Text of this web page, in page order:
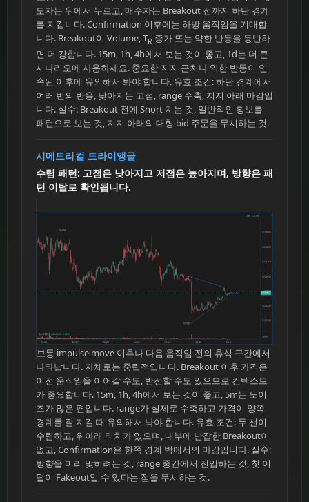
도자는 위에서 누르고, 매수자는 Breakout 전까지 하단 경계
를 지킵니다. Confirmation 이후에는 하방 움직임을 기대합
니다. Breakout이 Volume, TR 증가 또는 약한 반등을 동반하
면 더 강합니다. 15m, 1h, 4h에서 보는 것이 좋고, 1d는 더 큰
시나리오에 사용하세요. 중요한 지지 근처나 약한 반등이 연
속된 이후에 유의해서 봐야 합니다. 유효 조건: 하단 경계에서
여러 번의 반응, 낮아지는 고점, range 수축, 지지 아래 마감입
니다. 실수: Breakout 전에 Short 치는 것, 일반적인 횡보를
패턴으로 보는 것, 지지 아래의 대형 bid 주문을 무시하는 것.
시메트리컬 트라이앵글
수렴 패턴: 고점은 낮아지고 저점은 높아지며, 방향은 패
턴 이탈로 확인됩니다.
보통 impulse move 이후나 다음 움직임 전의 휴식 구간에서
나타납니다. 자체로는 중립적입니다. Breakout 이후 가격은
이전 움직임을 이어갈 수도, 반전할 수도 있으므로 컨텍스트
가 중요합니다. 15m, 1h, 4h에서 보는 것이 좋고, 5m는 노이
즈가 많은 편입니다. range가 실제로 수축하고 가격이 양쪽
경계를 잘 지킬 때 유의해서 봐야 합니다. 유효 조건: 두 선이
수렴하고, 위아래 터치가 있으며, 내부에 난잡한 Breakout이
없고, Confirmation은 한쪽 경계 밖에서의 마감입니다. 실수:
방향을 미리 맞히려는 것, range 중간에서 진입하는 것, 첫 이
탈이 Fakeout일 수 있다는 점을 무시하는 것.